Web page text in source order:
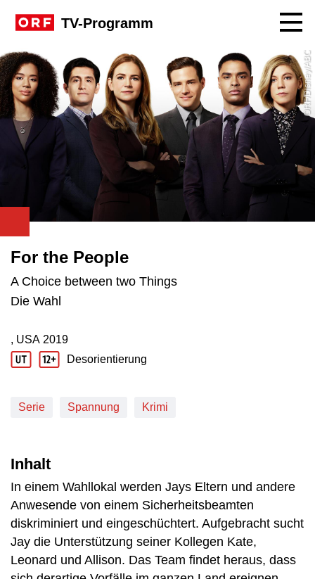
TV-Programm
ORF/Disney/ABC
For the People
A Choice between two Things
Die Wahl
Produktionsland: USA
, USA
Produktionsjahr: 2019
2019
Jugendschutz Beschreibung: Desorientierung
Desorientierung
Serie Spannung Krimi
Inhalt
In einem Wahllokal werden Jays Eltern und andere
Anwesende von einem Sicherheitsbeamten
diskriminiert und eingeschüchtert. Aufgebracht sucht
Jay die Unterstützung seiner Kollegen Kate,
Leonard und Allison. Das Team findet heraus, dass